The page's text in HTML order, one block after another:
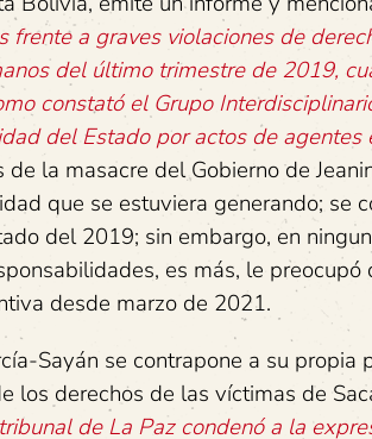
a graves violaciones de
del último trimestre de 2019,
constató el Grupo
del Estado por actos de agentes
la masacre del Gobierno de
que se estuviera generando; se
del 2019; sin embargo, en
es más, le
desde marzo de 2021.
Sayán se contrapone a su propia
los derechos de las víctimas de
de La Paz condenó a la